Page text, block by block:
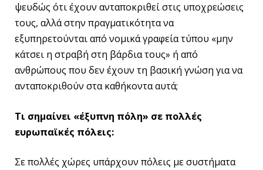
ψευδώς ότι έχουν ανταποκριθεί στις υποχρεώσεις
τους, αλλά στην πραγματικότητα να
εξυπηρετούνται από νομικά γραφεία τύπου «μην
κάτσει η στραβή στη βάρδια τους» ή από
ανθρώπους που δεν έχουν τη βασική γνώση για να
ανταποκριθούν στα καθήκοντα αυτά;
Τι σημαίνει «έξυπνη πόλη» σε πολλές
ευρωπαϊκές πόλεις:
Σε πολλές χώρες υπάρχουν πόλεις με συστήματα